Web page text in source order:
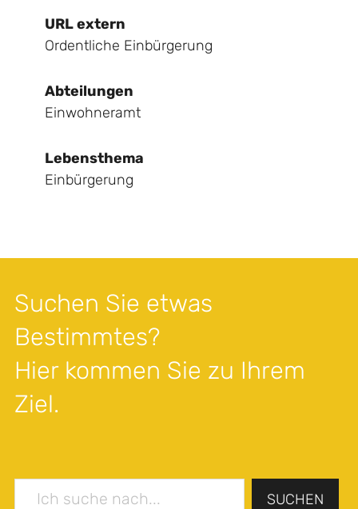
URL extern
Ordentliche Einbürgerung
Abteilungen
Einwohneramt
Lebensthema
Einbürgerung
Suchen Sie etwas
Bestimmtes?
Hier kommen Sie zu Ihrem
Ziel.
SUCHEN